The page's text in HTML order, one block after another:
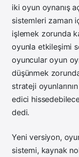
iki oyun oynanış
sistemleri zaman
işlemek zorunda
oyunla etkileşimi
oyuncular oyun
düşünmek
strateji
edici
dedi.
Yeni versiyon,
sistemi, kaynak